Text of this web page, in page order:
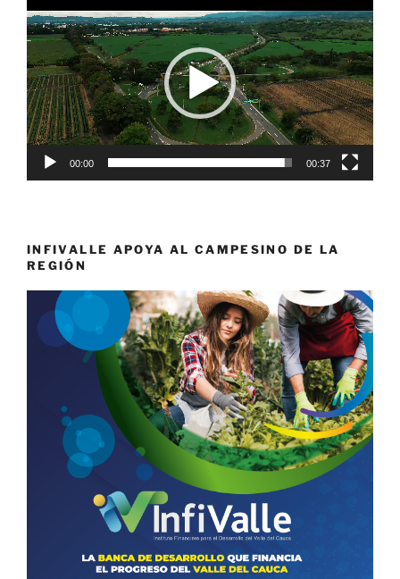
de
vídeo
00:00 00:37
INFIVALLE APOYA AL CAMPESINO DE LA
REGIÓN